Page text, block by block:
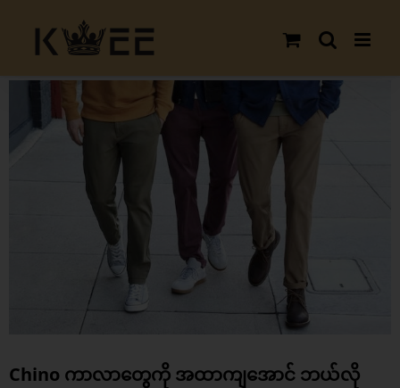
content
Image
Chino ကာလာတွေကို အထာကျအောင် ဘယ်လို